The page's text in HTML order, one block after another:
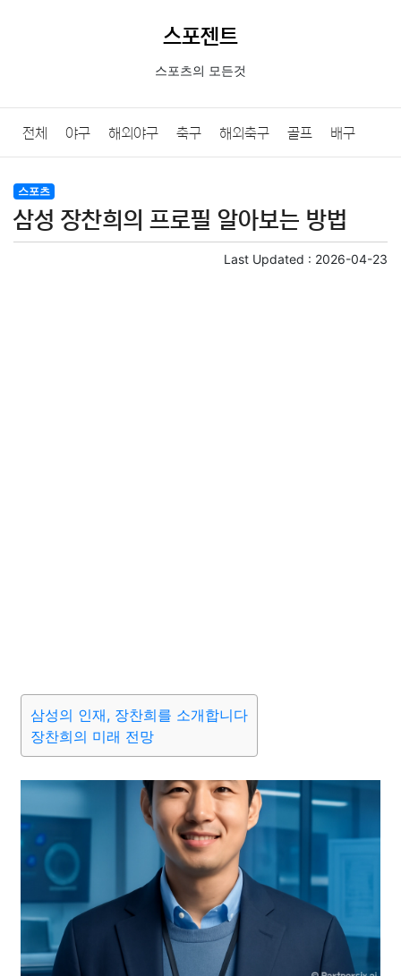
스포젠트
스포츠의 모든것
전체 야구 해외야구 축구 해외축구 골프 배구
농구
스포츠
삼성 장찬희의 프로필 알아보는 방법
Last Updated : 2026-04-23
삼성의 인재, 장찬희를 소개합니다
장찬희의 미래 전망